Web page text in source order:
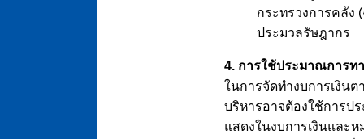
กระทรวงการคลัง
ประมวลรัษฎากร
4. การใช้ประมาณการท
ในการจัดทำงบการเงิน
บริหารอาจต้องใช้การป
แสดงในงบการเงินและห